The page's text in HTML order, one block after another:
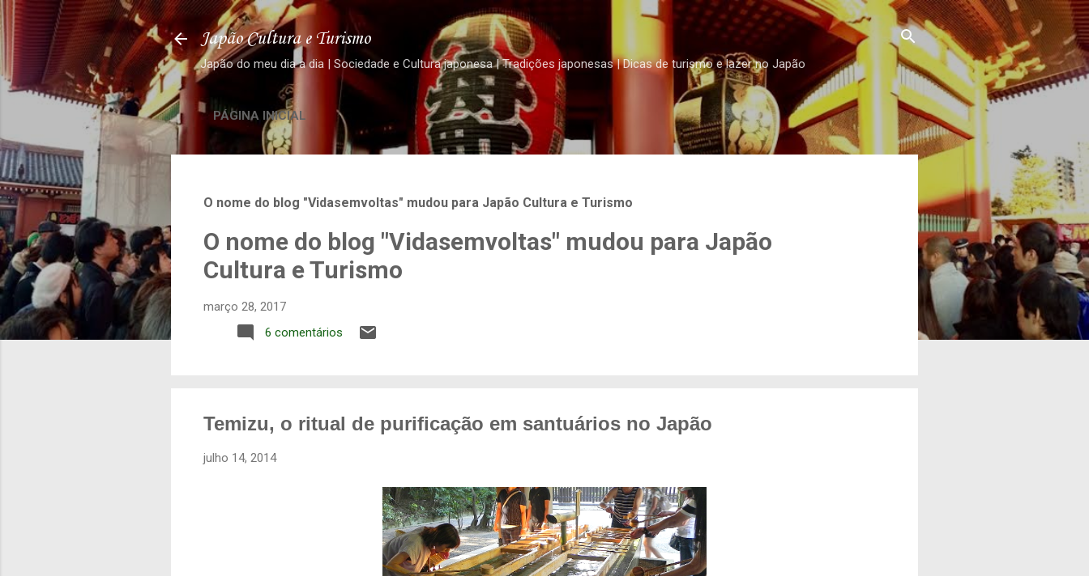
Pular para o conteúdo principal
Japão Cultura e Turismo
Japão do meu dia a dia | Sociedade e Cultura japonesa | Tradições japonesas | Dicas de turismo e lazer no Japão
PÁGINA INICIAL
O nome do blog "Vidasemvoltas" mudou para Japão Cultura e Turismo
O nome do blog "Vidasemvoltas" mudou para Japão
Cultura e Turismo
março 28, 2017
6 comentários
Temizu, o ritual de purificação em santuários no Japão
julho 14, 2014